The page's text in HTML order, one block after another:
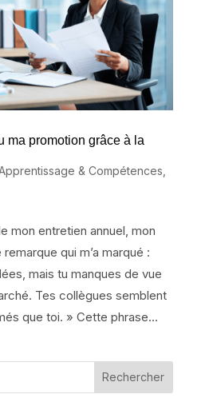
ma promotion grâce à la
& Compétences
mon entretien annuel, mon
qui m’a marqué :
mais tu manques de vue
Tes collègues semblent
que toi. » Cette phrase...
Rechercher